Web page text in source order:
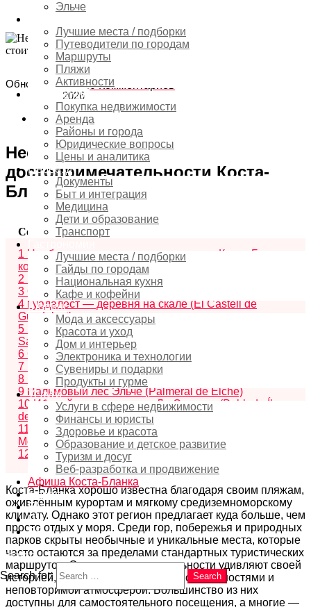
Эльче
Лучшие места / подборки
Путеводители по городам
Маршруты
Пляжи
Активности
Недвижимость
Покупка недвижимости
Аренда
Районы и города
Юридические вопросы
Цены и аналитика
Переезд
Документы
Быт и интеграция
Медицина
Дети и образование
Транспорт
Лучшие места / подборки
Гайды по городам
Национальная кухня
Кафе и кофейни
Шопинг
Мода и аксессуары
Красота и уход
Дом и интерьер
Электроника и технологии
Сувениры и подарки
Продукты и гурме
Услуги
Услуги в сфере недвижимости
Финансы и юристы
Здоровье и красота
Образование и детское развитие
Туризм и досуг
Веб-разработка и продвижение
Афиша Коста-Бланка
Новости
EN
RU
ES
Search
Search for:
Search
путешественнику
Обновлено:
3
июня,
2026
0 Комментариев
Необычные
достопримечательности Коста-
Бланка, которые стоит посетить
Содержание скрыть
1 Необычные достопримечательности Коста-Бланка,
которые стоит посетить
2
Пещеры Канеобре (Cuevas de Canelobre)
3 Остров Табарка (Isla de Tabarca)
4 Гуадалест — деревня на скале (El Castell de
Guadalest)
5
Розовые солёные озёра Санта-Полы (Salinas de
Santa Pola)
6 Сторожевая башня Ильета (Torre de la Illeta)
7
Крест Бенидорма (La Cruz de Benidorm)
8
Водопады Алгар (Fonts de l’Algar)
9 Пальмовый лес Эльче (Palmeral de Elche)
10 Иберийское поселение Ла Серрета (Poblado Íbero
de la Serreta)
11
Кала Морайг и пещера Кова-дельс-Аркс (Cala del
Moraig & Cova dels Arcs)
12
Заключение
Коста-Бланка хорошо известна благодаря своим пляжам,
оживлённым курортам и мягкому средиземноморскому
климату. Однако этот регион предлагает куда больше, чем
просто отдых у моря. Среди гор, побережья и природных
парков скрыты необычные и уникальные места, которые
часто остаются за пределами стандартных туристических
маршрутов. Эти достопримечательности удивляют своей
историей, геологией, природными особенностями и
неповторимой атмосферой. Большинство из них
доступны для самостоятельного посещения, а многие —